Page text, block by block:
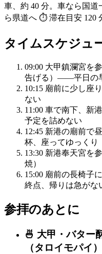
車、約 40 分。車なら国
ら県道へ ⏱ 滞在目安 120
タイムスケジュ
09:00 大甲鎮瀾宮を
告げる）——平日の
10:15 廟前に少し座
ない
11:00 車で南下、新
予定を詰めない
12:45 新港の廟前で
杯、座ってゆっくり
13:30 新港奉天宮を
焼）
15:00 廟前の長椅子
終点、帰りは急がな
参拝のあとに
🍜 大甲・バター
（タロイモパイ）